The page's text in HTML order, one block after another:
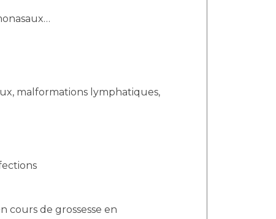
malformations lymphatiques,
cours de grossesse en